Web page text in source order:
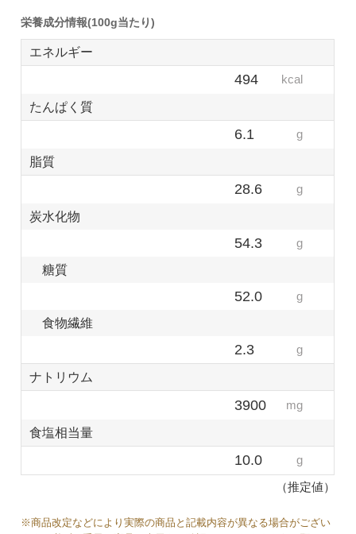
栄養成分情報(100g当たり)
エネルギー
494 kcal
たんぱく質
6.1 g
脂質
28.6 g
炭水化物
54.3
g
糖質
52.0
g
食物繊維
2.3 g
ナトリウム
3900 mg
食塩相当量
10.0
g
（推定値）
※商品改定などにより実際の商品と記載内容が異なる場合がござい